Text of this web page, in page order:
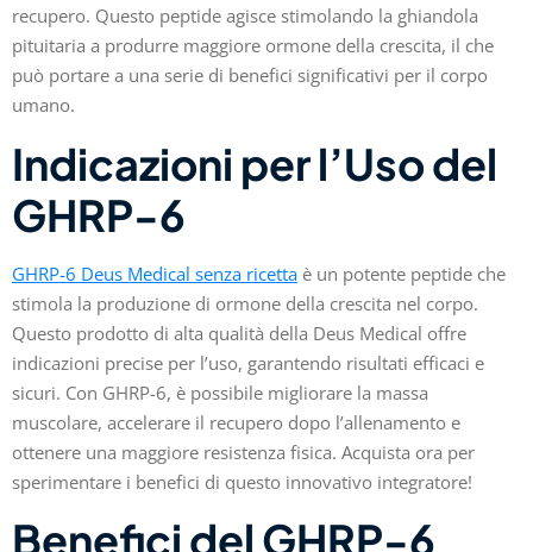
recupero. Questo peptide agisce stimolando la ghiandola
pituitaria a produrre maggiore ormone della crescita, il che
può portare a una serie di benefici significativi per il corpo
umano.
Indicazioni per l’Uso del
GHRP-6
GHRP-6 Deus Medical senza ricetta è un potente peptide che
stimola la produzione di ormone della crescita nel corpo.
Questo prodotto di alta qualità della Deus Medical offre
indicazioni precise per l’uso, garantendo risultati efficaci e
sicuri. Con GHRP-6, è possibile migliorare la massa
muscolare, accelerare il recupero dopo l’allenamento e
ottenere una maggiore resistenza fisica. Acquista ora per
sperimentare i benefici di questo innovativo integratore!
Benefici del GHRP-6